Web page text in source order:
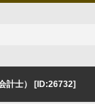
計士） [ID:26732]